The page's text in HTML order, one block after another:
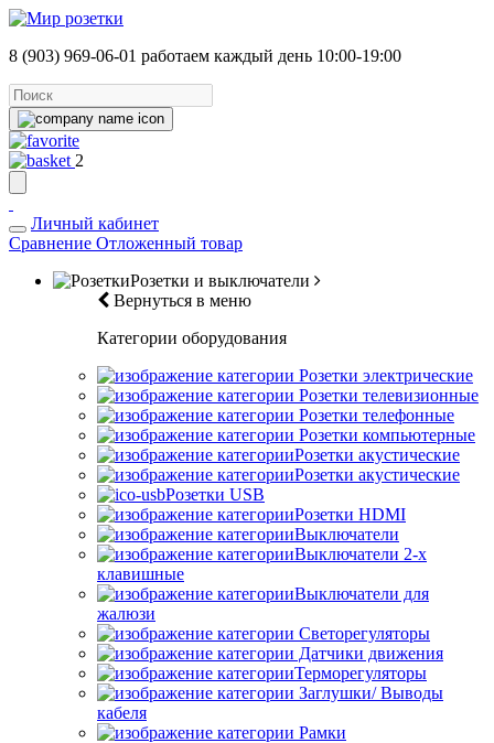
8 (903) 969-06-01 работаем каждый день 10:00-19:00
2
Личный кабинет
Сравнение Отложенный товар
Розетки и выключатели
Вернуться в меню
Категории оборудования
Розетки электрические
Розетки телевизионные
Розетки телефонные
Розетки компьютерные
Розетки акустические
Розетки акустические
Розетки USB
Розетки HDMI
Выключатели
Выключатели 2-х
клавишные
Выключатели для
жалюзи
Светорегуляторы
Датчики движения
Терморегуляторы
Заглушки/ Выводы
кабеля
Рамки